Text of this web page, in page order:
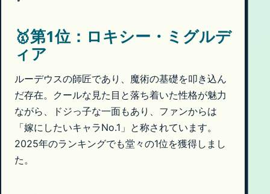
🥇第1位：ロキシー・ミグルデ
ィア
ルーデウスの師匠であり、魔術の基礎を叩き込ん
だ存在。クールな見た目と落ち着いた性格が魅力
ながら、ドジっ子な一面もあり、ファンからは
「嫁にしたいキャラNo.1」と称されています。
2025年のランキングでも堂々の1位を獲得しまし
た。